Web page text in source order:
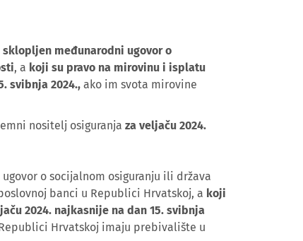
međunarodni ugovor o
, a koji su pravo na mirovinu i isplatu
svibnja 2024., ako im svota mirovine
nositelj osiguranja za veljaču 2024.
o socijalnom osiguranju ili država
banci u Republici Hrvatskoj, a koji
2024. najkasnije na dan 15. svibnja
Hrvatskoj imaju prebivalište u